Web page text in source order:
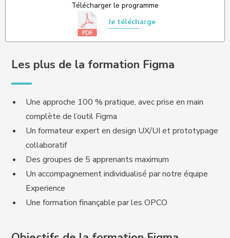
Télécharger le programme
Je télécharge
Les plus de la formation Figma
Une approche 100 % pratique, avec prise en main
complète de l’outil Figma
Un formateur expert en design UX/UI et prototypage
collaboratif
Des groupes de 5 apprenants maximum
Un accompagnement individualisé par notre équipe
Experience
Une formation finançable par les OPCO